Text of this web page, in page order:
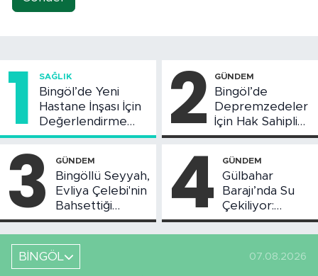
1 SAĞLIK
Bingöl’de Yeni
Hastane İnşası İçin
Değerlendirme
Toplantısı Yapıldı
2 GÜNDEM
Bingöl’de
Depremzedeler
İçin Hak Sahipliği
Askı Süreci
3 GÜNDEM
Bingöllü Seyyah,
Evliya Çelebi'nin
Bahsettiği
Bingöl'deki O
Yeri Görüntüledi
4 GÜNDEM
Gülbahar
Barajı’nda Su
Çekiliyor:
Piknikçi Sayısı
Azaldı
BİNGÖL
07.08.2026